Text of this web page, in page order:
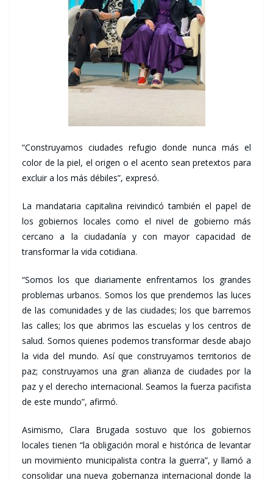
“Construyamos ciudades refugio donde nunca más el
color de la piel, el origen o el acento sean pretextos para
excluir a los más débiles”, expresó.
La mandataria capitalina reivindicó también el papel de
los gobiernos locales como el nivel de gobierno más
cercano a la ciudadanía y con mayor capacidad de
transformar la vida cotidiana.
“Somos los que diariamente enfrentamos los grandes
problemas urbanos. Somos los que prendemos las luces
de las comunidades y de las ciudades; los que barremos
las calles; los que abrimos las escuelas y los centros de
salud. Somos quienes podemos transformar desde abajo
la vida del mundo. Así que construyamos territorios de
paz; construyamos una gran alianza de ciudades por la
paz y el derecho internacional. Seamos la fuerza pacifista
de este mundo”, afirmó.
Asimismo, Clara Brugada sostuvo que los gobiernos
locales tienen “la obligación moral e histórica de levantar
un movimiento municipalista contra la guerra”, y llamó a
consolidar una nueva gobernanza internacional donde la